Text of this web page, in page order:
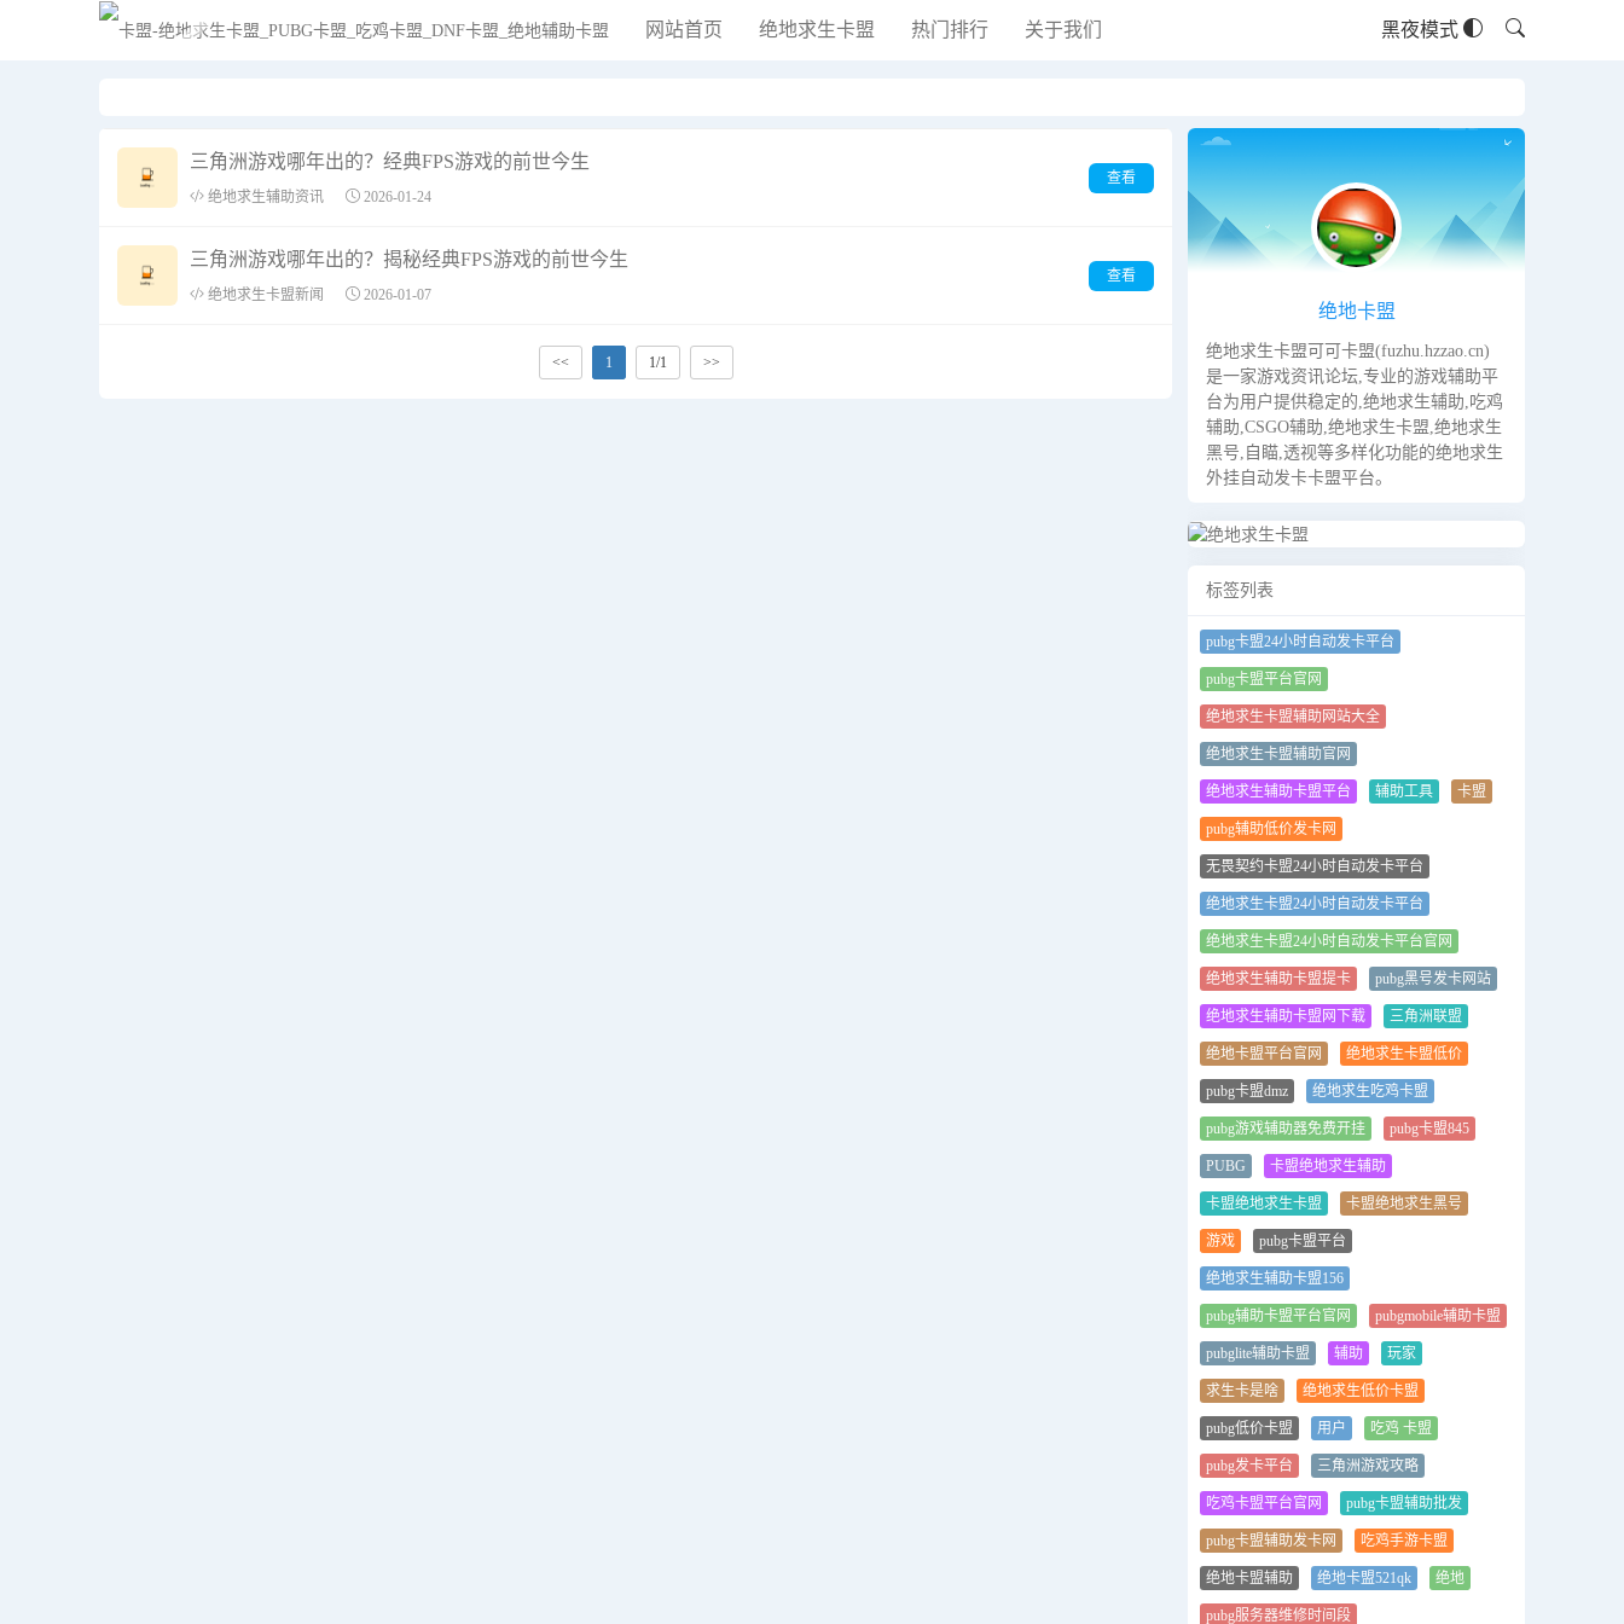
网站首页 绝地求生卡盟 热门排行 关于我们 黑夜模式
三角洲游戏哪年出的？经典FPS游戏的前世今生
绝地求生辅助资讯 2026-01-24
查看
三角洲游戏哪年出的？揭秘经典FPS游戏的前世今生
绝地求生卡盟新闻 2026-01-07
查看
<< 1 1/1 >>
绝地卡盟
绝地求生卡盟可可卡盟(fuzhu.hzzao.cn)
是一家游戏资讯论坛,专业的游戏辅助平
台为用户提供稳定的,绝地求生辅助,吃鸡
辅助,CSGO辅助,绝地求生卡盟,绝地求生
黑号,自瞄,透视等多样化功能的绝地求生
外挂自动发卡卡盟平台。
标签列表
pubg卡盟24小时自动发卡平台
pubg卡盟平台官网
绝地求生卡盟辅助网站大全
绝地求生卡盟辅助官网
绝地求生辅助卡盟平台 辅助工具 卡盟
pubg辅助低价发卡网
无畏契约卡盟24小时自动发卡平台
绝地求生卡盟24小时自动发卡平台
绝地求生卡盟24小时自动发卡平台官网
绝地求生辅助卡盟提卡 pubg黑号发卡网站
绝地求生辅助卡盟网下载 三角洲联盟
绝地卡盟平台官网 绝地求生卡盟低价
pubg卡盟dmz 绝地求生吃鸡卡盟
pubg游戏辅助器免费开挂 pubg卡盟845
PUBG 卡盟绝地求生辅助
卡盟绝地求生卡盟 卡盟绝地求生黑号
游戏 pubg卡盟平台
绝地求生辅助卡盟156
pubg辅助卡盟平台官网 pubgmobile辅助卡盟
pubglite辅助卡盟 辅助 玩家
求生卡是啥 绝地求生低价卡盟
pubg低价卡盟 用户 吃鸡 卡盟
pubg发卡平台 三角洲游戏攻略
吃鸡卡盟平台官网 pubg卡盟辅助批发
pubg卡盟辅助发卡网 吃鸡手游卡盟
绝地卡盟辅助 绝地卡盟521qk 绝地
pubg服务器维修时间段